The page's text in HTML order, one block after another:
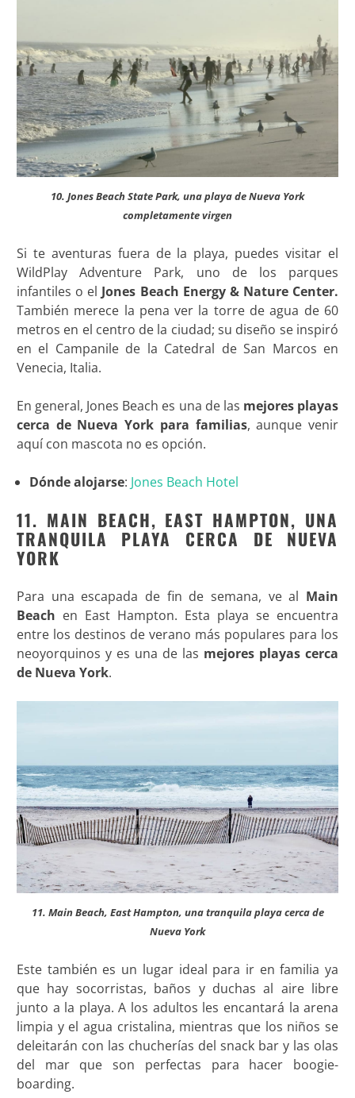
10. Jones Beach State Park, una playa de Nueva York
completamente virgen
Si te aventuras fuera de la playa, puedes visitar el
WildPlay Adventure Park, uno de los parques
infantiles o el Jones Beach Energy & Nature Center.
También merece la pena ver la torre de agua de 60
metros en el centro de la ciudad; su diseño se inspiró
en el Campanile de la Catedral de San Marcos en
Venecia, Italia.
En general, Jones Beach es una de las mejores playas
cerca de Nueva York para familias, aunque venir
aquí con mascota no es opción.
Dónde alojarse: Jones Beach Hotel
11. MAIN BEACH, EAST HAMPTON, UNA
TRANQUILA PLAYA CERCA DE NUEVA
YORK
Para una escapada de fin de semana, ve al Main
Beach en East Hampton. Esta playa se encuentra
entre los destinos de verano más populares para los
neoyorquinos y es una de las mejores playas cerca
de Nueva York.
11. Main Beach, East Hampton, una tranquila playa cerca de
Nueva York
Este también es un lugar ideal para ir en familia ya
que hay socorristas, baños y duchas al aire libre
junto a la playa. A los adultos les encantará la arena
limpia y el agua cristalina, mientras que los niños se
deleitarán con las chucherías del snack bar y las olas
del mar que son perfectas para hacer boogie-
boarding.